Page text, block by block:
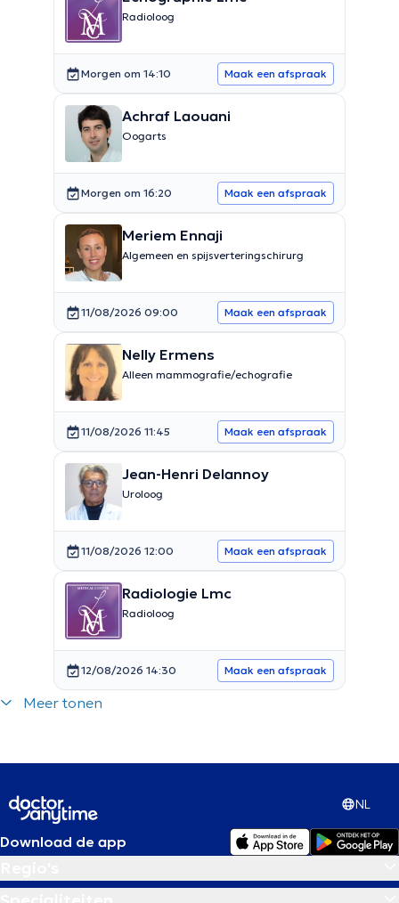
Radioloog
Morgen om 14:10 Maak een afspraak
Achraf Laouani
Oogarts
Morgen om 16:20 Maak een afspraak
Meriem Ennaji
Algemeen en spijsverteringschirurg
11/08/2026 09:00 Maak een afspraak
Nelly Ermens
Alleen mammografie/echografie
11/08/2026 11:45 Maak een afspraak
Jean-Henri Delannoy
Uroloog
11/08/2026 12:00 Maak een afspraak
Radiologie Lmc
Radioloog
12/08/2026 14:30 Maak een afspraak
Meer tonen
NL
Download de app